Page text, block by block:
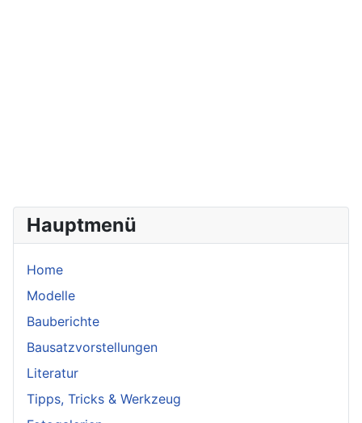
Hauptmenü
Home
Modelle
Bauberichte
Bausatzvorstellungen
Literatur
Tipps, Tricks & Werkzeug